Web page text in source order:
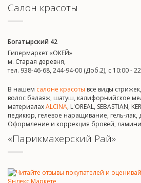
Салон красоты
Богатырский 42
Гипермаркет «ОКЕЙ»
м. Старая деревня,
тел. 938-46-68, 244-94-00 (Доб.2), c 10:00 -
В нашем салоне красоты все виды
волос балаяж, шатуш, калифорнийское
материалахALCINA, L'OREAL, SEBASTIAN,
педикюр, гелевое наращивание, гель-лак,
Оформление и коррекция бровей,
«Парикмахерский Рай»